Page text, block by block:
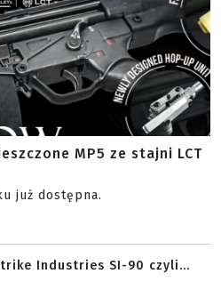
MP5 ze stajni LCT
już dostępna.
Industries SI-90 czyli...